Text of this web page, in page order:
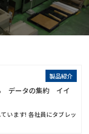
製品紹介
データの集約 イイ
います! 各社員にタブレッ